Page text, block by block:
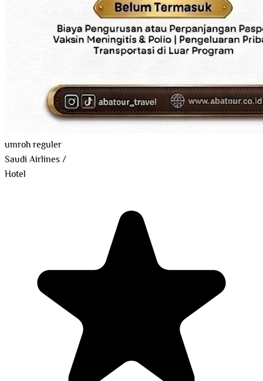
umroh reguler
Saudi Airlines/
Hotel